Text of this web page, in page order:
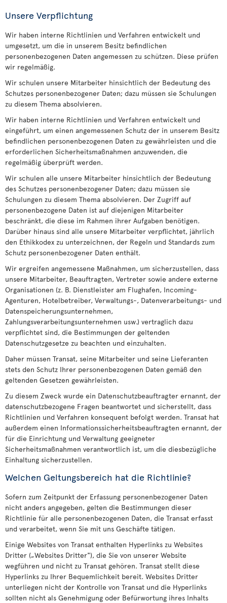
Unsere Verpflichtung
Wir haben interne Richtlinien und Verfahren entwickelt und
umgesetzt, um die in unserem Besitz befindlichen
personenbezogenen Daten angemessen zu schützen. Diese prüfen
wir regelmäßig.
Wir schulen unsere Mitarbeiter hinsichtlich der Bedeutung des
Schutzes personenbezogener Daten; dazu müssen sie Schulungen
zu diesem Thema absolvieren.
Wir haben interne Richtlinien und Verfahren entwickelt und
eingeführt, um einen angemessenen Schutz der in unserem Besitz
befindlichen personenbezogenen Daten zu gewährleisten und die
erforderlichen Sicherheitsmaßnahmen anzuwenden, die
regelmäßig überprüft werden.
Wir schulen alle unsere Mitarbeiter hinsichtlich der Bedeutung
des Schutzes personenbezogener Daten; dazu müssen sie
Schulungen zu diesem Thema absolvieren. Der Zugriff auf
personenbezogene Daten ist auf diejenigen Mitarbeiter
beschränkt, die diese im Rahmen ihrer Aufgaben benötigen.
Darüber hinaus sind alle unsere Mitarbeiter verpflichtet, jährlich
den Ethikkodex zu unterzeichnen, der Regeln und Standards zum
Schutz personenbezogener Daten enthält.
Wir ergreifen angemessene Maßnahmen, um sicherzustellen, dass
unsere Mitarbeiter, Beauftragten, Vertreter sowie andere externe
Organisationen (z. B. Dienstleister am Flughafen, Incoming-
Agenturen, Hotelbetreiber, Verwaltungs-, Datenverarbeitungs- und
Datenspeicherungsunternehmen,
Zahlungsverarbeitungsunternehmen usw.) vertraglich dazu
verpflichtet sind, die Bestimmungen der geltenden
Datenschutzgesetze zu beachten und einzuhalten.
Daher müssen Transat, seine Mitarbeiter und seine Lieferanten
stets den Schutz Ihrer personenbezogenen Daten gemäß den
geltenden Gesetzen gewährleisten.
Zu diesem Zweck wurde ein Datenschutzbeauftragter ernannt, der
datenschutzbezogene Fragen beantwortet und sicherstellt, dass
Richtlinien und Verfahren konsequent befolgt werden. Transat hat
außerdem einen Informationssicherheitsbeauftragten ernannt, der
für die Einrichtung und Verwaltung geeigneter
Sicherheitsmaßnahmen verantwortlich ist, um die diesbezügliche
Einhaltung sicherzustellen.
Welchen Geltungsbereich hat die Richtlinie?
Sofern zum Zeitpunkt der Erfassung personenbezogener Daten
nicht anders angegeben, gelten die Bestimmungen dieser
Richtlinie für alle personenbezogenen Daten, die Transat erfasst
und verarbeitet, wenn Sie mit uns Geschäfte tätigen.
Einige Websites von Transat enthalten Hyperlinks zu Websites
Dritter („Websites Dritter"), die Sie von unserer Website
wegführen und nicht zu Transat gehören. Transat stellt diese
Hyperlinks zu Ihrer Bequemlichkeit bereit. Websites Dritter
unterliegen nicht der Kontrolle von Transat und die Hyperlinks
sollten nicht als Genehmigung oder Befürwortung ihres Inhalts